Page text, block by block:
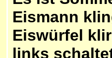
Eismann
Eiswürfel
links